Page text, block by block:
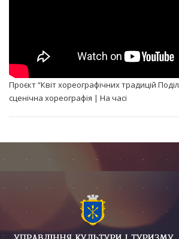
Проєкт “Квіт хореографічних традицій
сценічна хореографія | На часі